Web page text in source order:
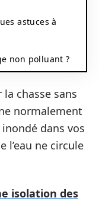
astuces à
non polluant ?
chasse sans
normalement
dans vos
l’eau ne circule
isolation des